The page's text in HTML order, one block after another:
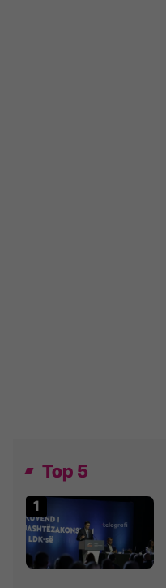
Top 5